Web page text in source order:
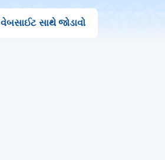
વેબસાઈટ સાથે જોડાવો